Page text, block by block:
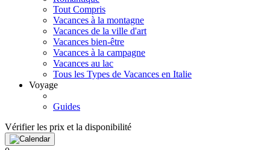
Tout Compris
Vacances à la montagne
Vacances de la ville d'art
Vacances bien-être
Vacances à la campagne
Vacances au lac
Tous les Types de Vacances en Italie
Voyage
Guides
Vérifier les prix et la disponibilité